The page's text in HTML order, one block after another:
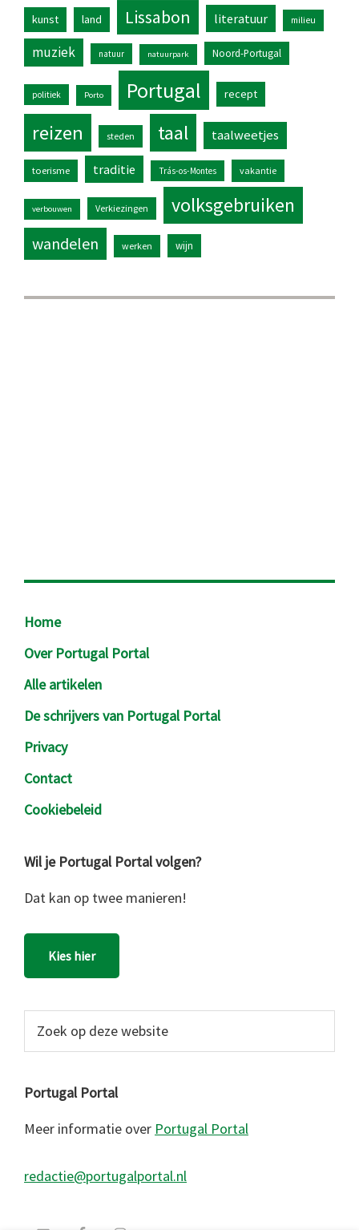
kunst land Lissabon literatuur milieu
muziek natuur natuurpark Noord-Portugal
politiek Porto Portugal recept
reizen steden taal taalweetjes
toerisme traditie Trás-os-Montes vakantie
verbouwen Verkiezingen volksgebruiken
wandelen werken wijn
Footer
Home
Over Portugal Portal
Alle artikelen
De schrijvers van Portugal Portal
Privacy
Contact
Cookiebeleid
Wil je Portugal Portal volgen?
Dat kan op twee manieren!
Kies hier
website
Portugal Portal
Meer informatie over Portugal Portal
redactie@portugalportal.nl